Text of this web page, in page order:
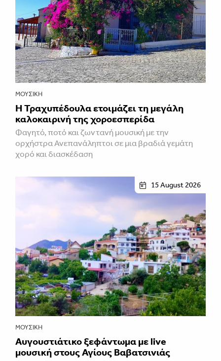
ΜΟΥΣΙΚΉ
Η Τραχυπέδουλα ετοιμάζει τη μεγάλη
καλοκαιρινή της χοροεσπερίδα
Φαγητό, ποτό και ζωντανή μουσική με την
ορχήστρα Ανεπανάληπτοι σε μια βραδιά γεμάτη
χορό και διασκέδαση
15 August 2026
ΜΟΥΣΙΚΉ
Αυγουστιάτικο ξεφάντωμα με live
μουσική στους Αγίους Βαβατσινιάς